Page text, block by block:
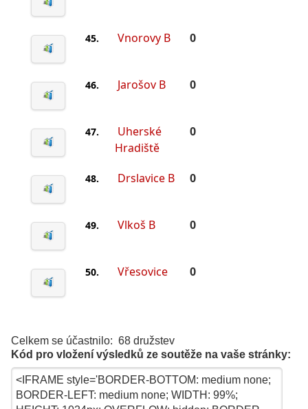
45. Vnorovy B 0
46. Jarošov B 0
47.
Uherské
Hradiště
0
48. Drslavice B 0
49. Vlkoš B 0
50. Vřesovice 0
Celkem se účastnilo: 68 družstev
Kód pro vložení výsledků ze soutěže na vaše stránky: